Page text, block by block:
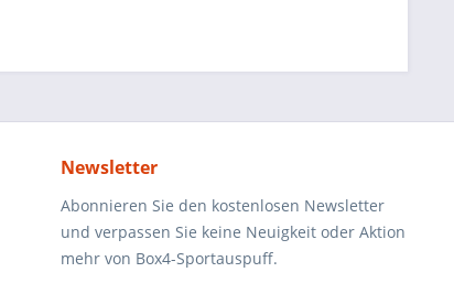
Newsletter
Abonnieren Sie den kostenlosen Newsletter
und verpassen Sie keine Neuigkeit oder Aktion
mehr von Box4-Sportauspuff.